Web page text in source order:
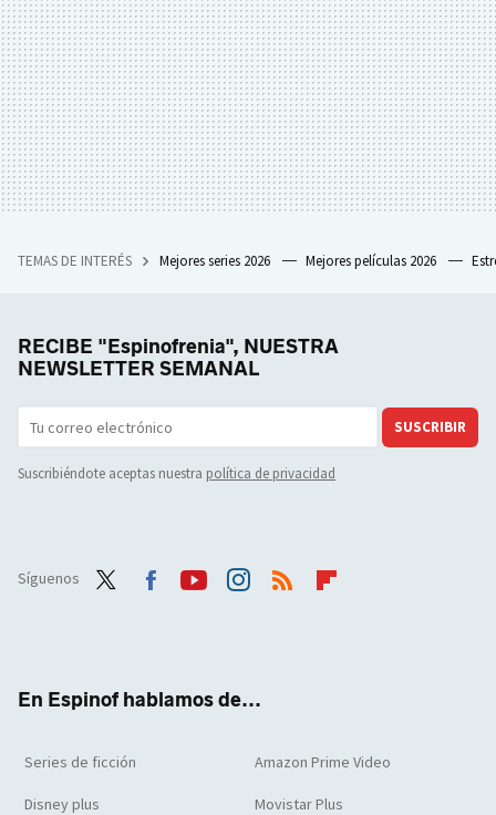
TEMAS DE INTERÉS Mejores series 2026 Mejores películas 2026
RECIBE "Espinofrenia", NUESTRA
NEWSLETTER SEMANAL
SUSCRIBIR
Suscribiéndote aceptas nuestra política de privacidad
Síguenos
En Espinof hablamos de...
Series de ficción Amazon Prime Video
Disney plus Movistar Plus